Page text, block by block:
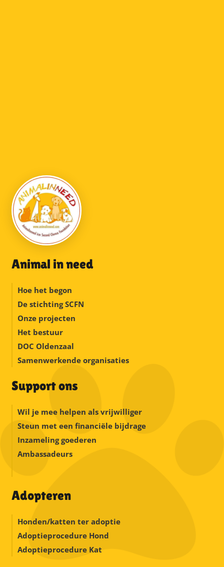
Animal in need
Hoe het begon
De stichting SCFN
Onze projecten
Het bestuur
DOC Oldenzaal
Samenwerkende organisaties
Support ons
Wil je mee helpen als vrijwilliger
Steun met een financiële bijdrage
Inzameling goederen
Ambassadeurs
Adopteren
Honden/katten ter adoptie
Adoptieprocedure Hond
Adoptieprocedure Kat